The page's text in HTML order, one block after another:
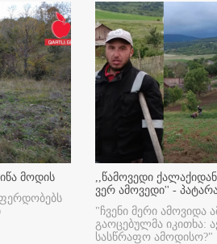
მოდის
ფერდობებს
,,წამოვედი
ვერ ამოვედი'' -
"ჩვენი მერი ამოვიდა
გაოცებულმა
სასწრაფო ამოდისო?"